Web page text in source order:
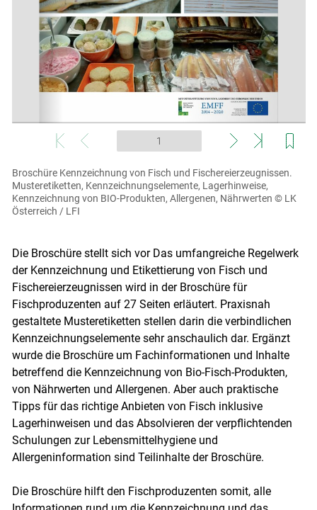
Broschüre Kennzeichnung von Fisch und Fischereierzeugnissen.
Musteretiketten, Kennzeichnungselemente, Lagerhinweise,
Kennzeichnung von BIO-Produkten, Allergenen, Nährwerten © LK
Österreich / LFI
Die Broschüre stellt sich vor Das umfangreiche Regelwerk
der Kennzeichnung und Etikettierung von Fisch und
Fischereierzeugnissen wird in der Broschüre für
Fischproduzenten auf 27 Seiten erläutert. Praxisnah
gestaltete Musteretiketten stellen darin die verbindlichen
Kennzeichnungselemente sehr anschaulich dar. Ergänzt
wurde die Broschüre um Fachinformationen und Inhalte
betreffend die Kennzeichnung von Bio-Fisch-Produkten,
von Nährwerten und Allergenen. Aber auch praktische
Tipps für das richtige Anbieten von Fisch inklusive
Lagerhinweisen und das Absolvieren der verpflichtenden
Schulungen zur Lebensmittelhygiene und
Allergeninformation sind Teilinhalte der Broschüre.
Die Broschüre hilft den Fischproduzenten somit, alle